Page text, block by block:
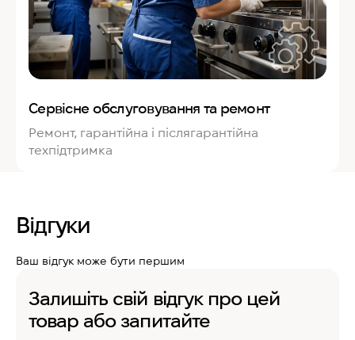
Сервісне обслуговування та ремонт
Ремонт, гарантійна і післягарантійна
техпідтримка
Відгуки
Ваш відгук може бути першим
Залишіть свій відгук про цей
товар або запитайте